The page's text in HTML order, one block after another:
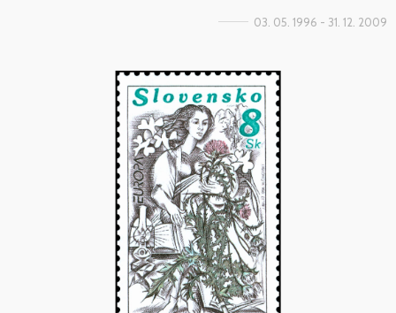
03. 05. 1996 - 31. 12. 2009